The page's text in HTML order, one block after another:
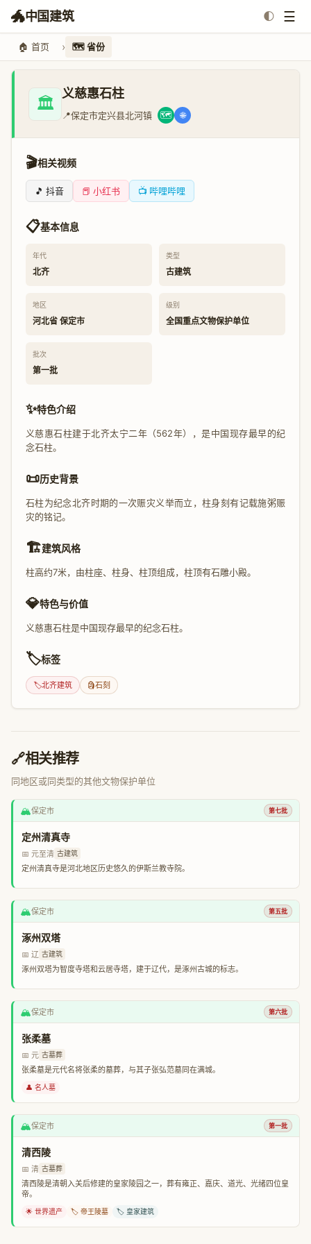
🐲中国建筑 🌓 ☰
🏠 首页 🗺️ 省份
🏛️ 义慈惠石柱
📍保定市定兴县北河镇 🗺️ 🌐
🎬相关视频
🎵 抖音 📕 小红书 📺 哔哩哔哩
📋基本信息
年代
北齐
类型
古建筑
地区
河北省 保定市
级别
全国重点文物保护单位
批次
第一批
✨特色介绍
义慈惠石柱建于北齐太宁二年（562年），是中国现存最早的纪
念石柱。
📜历史背景
石柱为纪念北齐时期的一次赈灾义举而立，柱身刻有记载施粥赈
灾的铭记。
🏗️建筑风格
柱高约7米，由柱座、柱身、柱顶组成，柱顶有石雕小殿。
💎特色与价值
义慈惠石柱是中国现存最早的纪念石柱。
🏷️标签
🏷️北齐建筑 🗿石刻
🔗相关推荐
同地区或同类型的其他文物保护单位
🏔️保定市 第七批
定州清真寺
📅 元至清 古建筑
定州清真寺是河北地区历史悠久的伊斯兰教寺院。
🏔️保定市 第五批
涿州双塔
📅 辽 古建筑
涿州双塔为智度寺塔和云居寺塔，建于辽代，是涿州古城的标志。
🏔️保定市 第六批
张柔墓
📅 元 古墓葬
张柔墓是元代名将张柔的墓葬，与其子张弘范墓同在满城。
👤 名人墓
🏔️保定市 第一批
清西陵
📅 清 古墓葬
清西陵是清朝入关后修建的皇家陵园之一，葬有雍正、嘉庆、道光、光绪四位皇
帝。
🌟 世界遗产 🏷️ 帝王陵墓 🏷️ 皇家建筑